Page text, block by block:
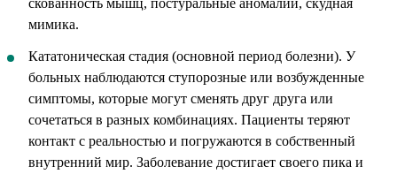
мимика.
Кататоническая стадия (основной период болезни). У
больных наблюдаются ступорозные или возбужденные
симптомы, которые могут сменять друг друга или
сочетаться в разных комбинациях. Пациенты теряют
контакт с реальностью и погружаются в собственный
внутренний мир. Заболевание достигает своего пика и